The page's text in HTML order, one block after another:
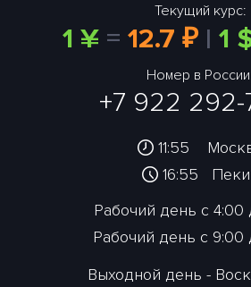
Текущий курс:
1 ¥= 12.7 ₽| 1
Номер в
+7 922 292-
11:55
16:55
Рабочий день с 4:00
Рабочий день с 9:00
Выходной день -